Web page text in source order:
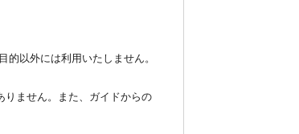
以外には利用いたしません。
ません。また、ガイドからの